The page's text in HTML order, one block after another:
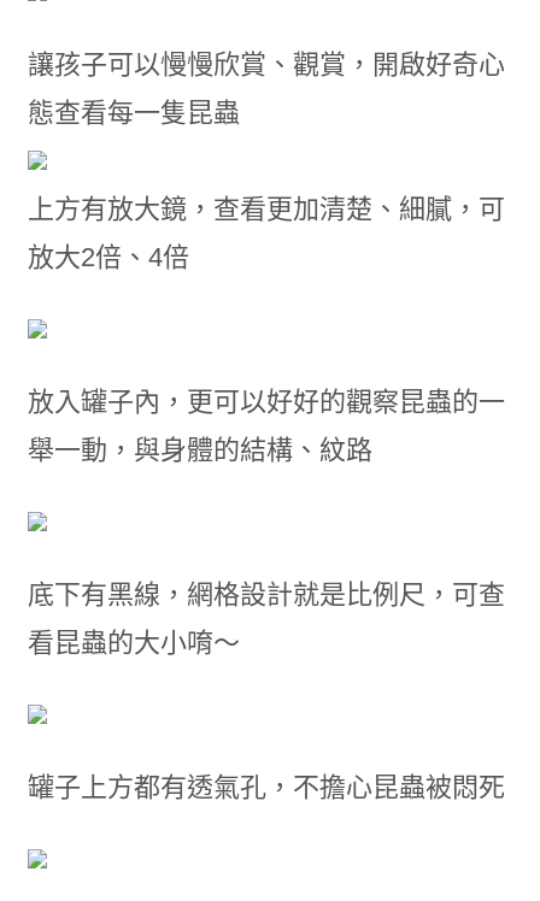
讓孩子可以慢慢欣賞、觀賞，開啟好奇心
態查看每一隻昆蟲
上方有放大鏡，查看更加清楚、細膩，可
放大2倍、4倍
放入罐子內，更可以好好的觀察昆蟲的一
舉一動，與身體的結構、紋路
底下有黑線，網格設計就是比例尺，可查
看昆蟲的大小唷～
罐子上方都有透氣孔，不擔心昆蟲被悶死